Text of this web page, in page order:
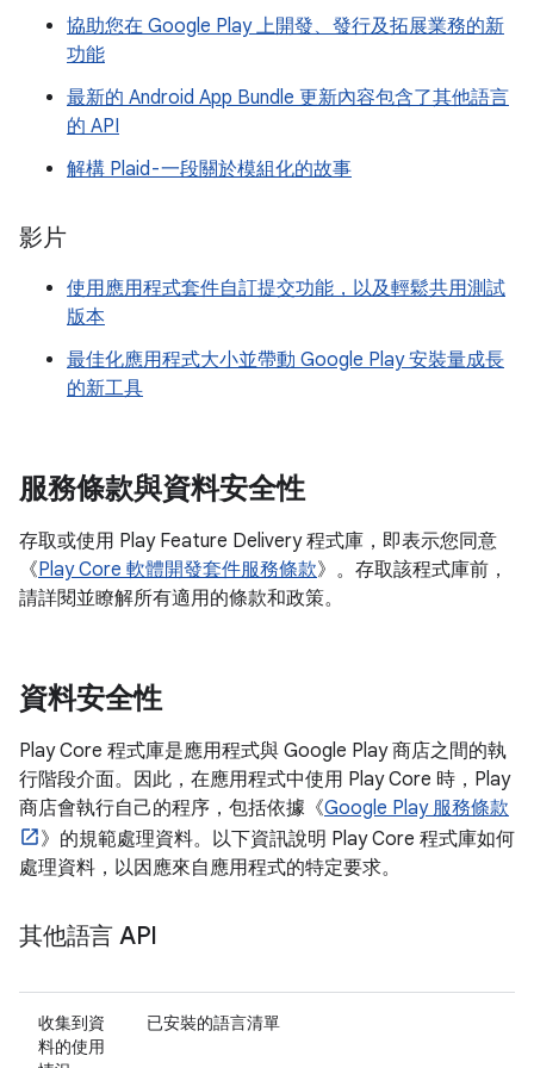
協助您在 Google Play 上開發、發行及拓展業務的新
功能
最新的 Android App Bundle 更新內容包含了其他語言
的 API
解構 Plaid - 一段關於模組化的故事
影片
使用應用程式套件自訂提交功能，以及輕鬆共用測試
版本
最佳化應用程式大小並帶動 Google Play 安裝量成長
的新工具
服務條款與資料安全性
存取或使用 Play Feature Delivery 程式庫，即表示您同意
《Play Core 軟體開發套件服務條款》。存取該程式庫前，
請詳閱並瞭解所有適用的條款和政策。
資料安全性
Play Core 程式庫是應用程式與 Google Play 商店之間的執
行階段介面。因此，在應用程式中使用 Play Core 時，Play
商店會執行自己的程序，包括依據《Google Play 服務條款
》的規範處理資料。以下資訊說明 Play Core 程式庫如何
處理資料，以因應來自應用程式的特定要求。
其他語言 API
收集到資
料的使用
已安裝的語言清單